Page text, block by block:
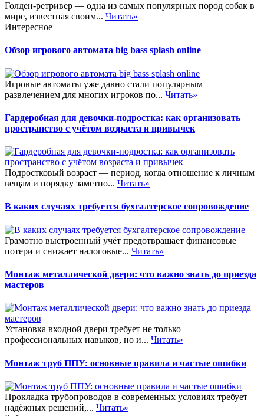
Голден-ретривер — одна из самых популярных пород собак в
мире, известная своим... Читать»
Интересное
Обзор игрового автомата big bass splash online
Игровые автоматы уже давно стали популярным
развлечением для многих игроков по... Читать»
Гардеробная для девочки-подростка: как организовать
пространство с учётом возраста и привычек
Подростковый возраст — период, когда отношение к личным
вещам и порядку заметно... Читать»
В каких случаях требуется бухгалтерское сопровождение
Грамотно выстроенный учёт предотвращает финансовые
потери и снижает налоговые... Читать»
Монтаж металлической двери: что важно знать до приезда
мастеров
Установка входной двери требует не только
профессиональных навыков, но и... Читать»
Монтаж труб ППУ: основные правила и частые ошибки
Прокладка трубопроводов в современных условиях требует
надёжных решений,... Читать»